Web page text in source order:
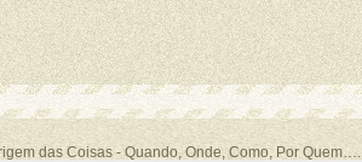
das Coisas- Quando, Onde, Como, Por Quem….